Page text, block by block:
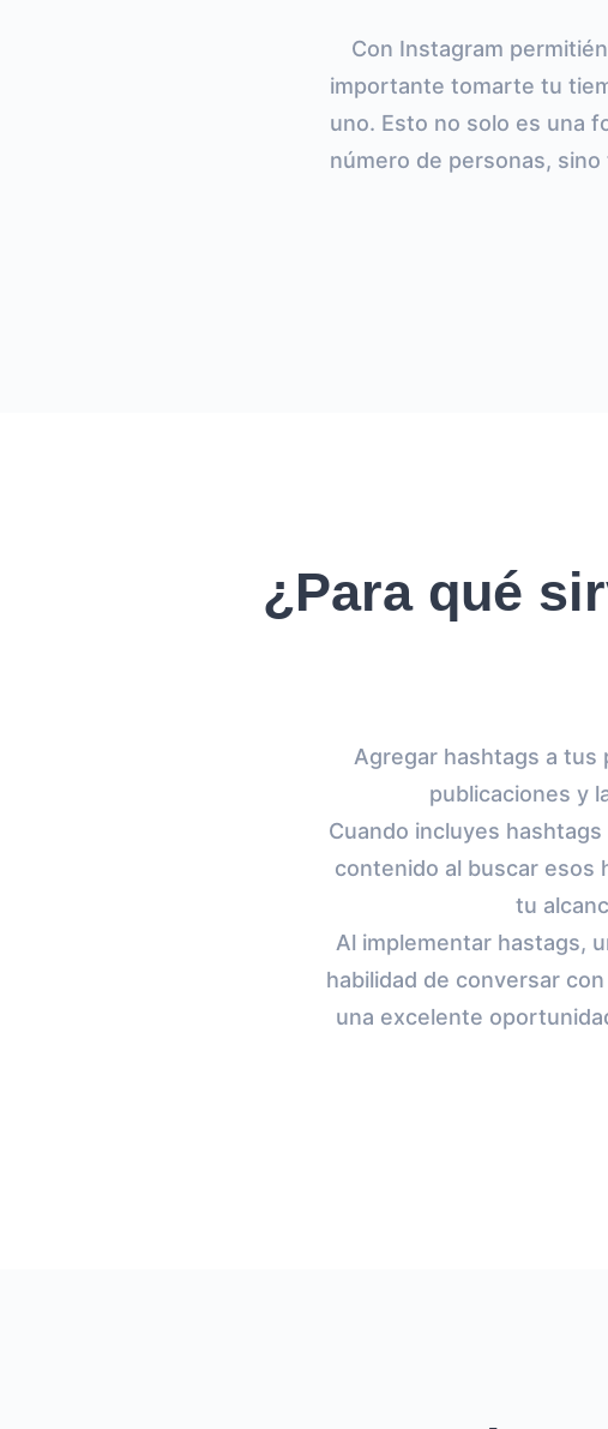
Con Instagram
importante tomarte tu
uno. Esto no solo es una
número de personas,
¿Para qué
Agregar hashtags a tus
publicaciones y
Cuando incluyes
contenido al buscar esos
tu
Al implementar hastags,
habilidad de conversar
una excelente